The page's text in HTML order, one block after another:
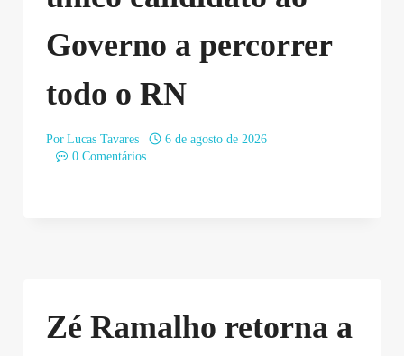
Governo a percorrer
todo o RN
Por Lucas Tavares
6 de agosto de 2026
0 Comentários
Zé Ramalho retorna a